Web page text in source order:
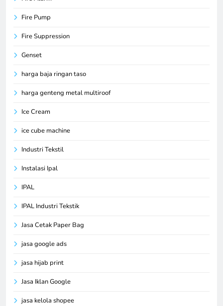
Fire Pump
Fire Suppression
Genset
harga baja ringan taso
harga genteng metal multiroof
Ice Cream
ice cube machine
Industri Tekstil
Instalasi Ipal
IPAL
IPAL Industri Tekstik
Jasa Cetak Paper Bag
jasa google ads
jasa hijab print
Jasa Iklan Google
jasa kelola shopee